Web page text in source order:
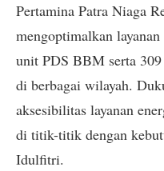
Pertamina Patra Niaga
mengoptimalkan
unit PDS BBM serta
di berbagai wilayah.
aksesibilitas layanan
di titik-titik dengan
Idulfitri.